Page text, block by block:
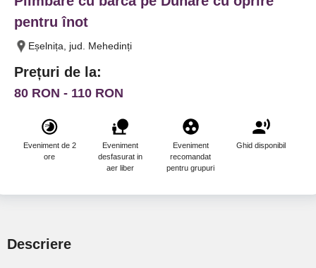
pentru înot
Eșelnița, jud. Mehedinți
Prețuri de la:
80 RON - 110 RON
Eveniment de 2
ore
Eveniment
desfasurat in
aer liber
Eveniment
recomandat
pentru grupuri
Ghid disponibil
Descriere